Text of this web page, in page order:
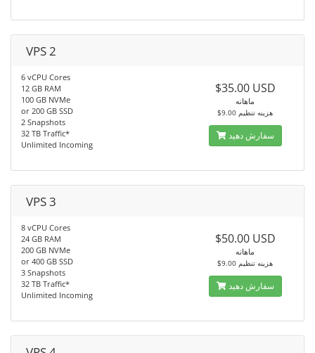
VPS 2
6 vCPU Cores
12 GB RAM
100 GB NVMe
or 200 GB SSD
2 Snapshots
32 TB Traffic*
Unlimited Incoming
$35.00 USD
ماهانه
$9.00 هزینه تنظیم
سفارش دهید
VPS 3
8 vCPU Cores
24 GB RAM
200 GB NVMe
or 400 GB SSD
3 Snapshots
32 TB Traffic*
Unlimited Incoming
$50.00 USD
ماهانه
$9.00 هزینه تنظیم
سفارش دهید